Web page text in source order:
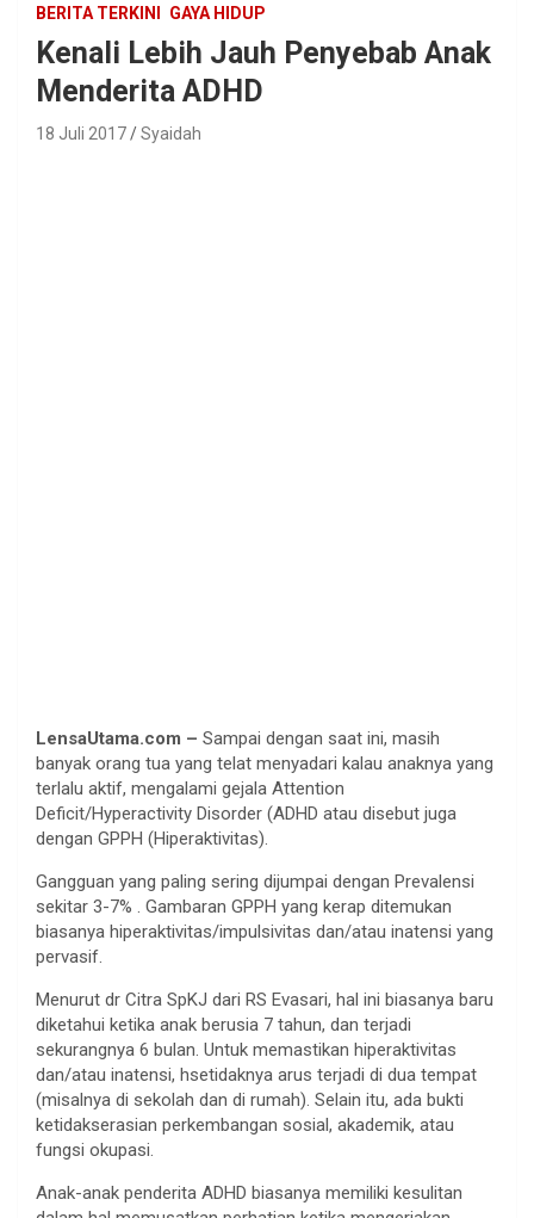
BERITA TERKINI GAYA HIDUP
Kenali Lebih Jauh Penyebab Anak
Menderita ADHD
18 Juli 2017 Syaidah
LensaUtama.com – Sampai dengan saat ini, masih
banyak orang tua yang telat menyadari kalau anaknya yang
terlalu aktif, mengalami gejala Attention
Deficit/Hyperactivity Disorder (ADHD atau disebut juga
dengan GPPH (Hiperaktivitas).
Gangguan yang paling sering dijumpai dengan Prevalensi
sekitar 3-7% . Gambaran GPPH yang kerap ditemukan
biasanya hiperaktivitas/impulsivitas dan/atau inatensi yang
pervasif.
Menurut dr Citra SpKJ dari RS Evasari, hal ini biasanya baru
diketahui ketika anak berusia 7 tahun, dan terjadi
sekurangnya 6 bulan. Untuk memastikan hiperaktivitas
dan/atau inatensi, hsetidaknya arus terjadi di dua tempat
(misalnya di sekolah dan di rumah). Selain itu, ada bukti
ketidakserasian perkembangan sosial, akademik, atau
fungsi okupasi.
Anak-anak penderita ADHD biasanya memiliki kesulitan